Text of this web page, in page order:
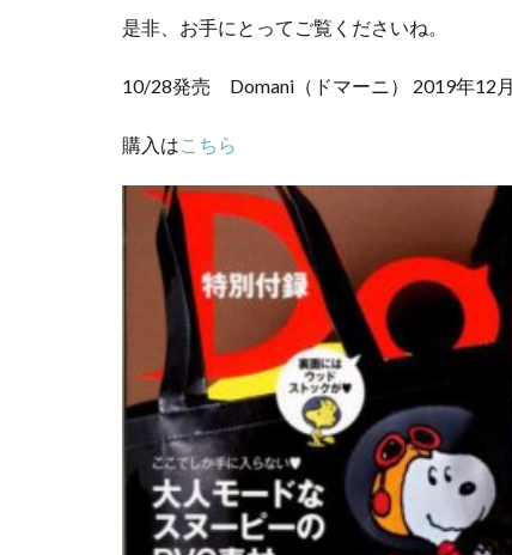
是非、お手にとってご覧くださいね。
10/28発売 Domani（ドマーニ） 2019年12
購入はこちら